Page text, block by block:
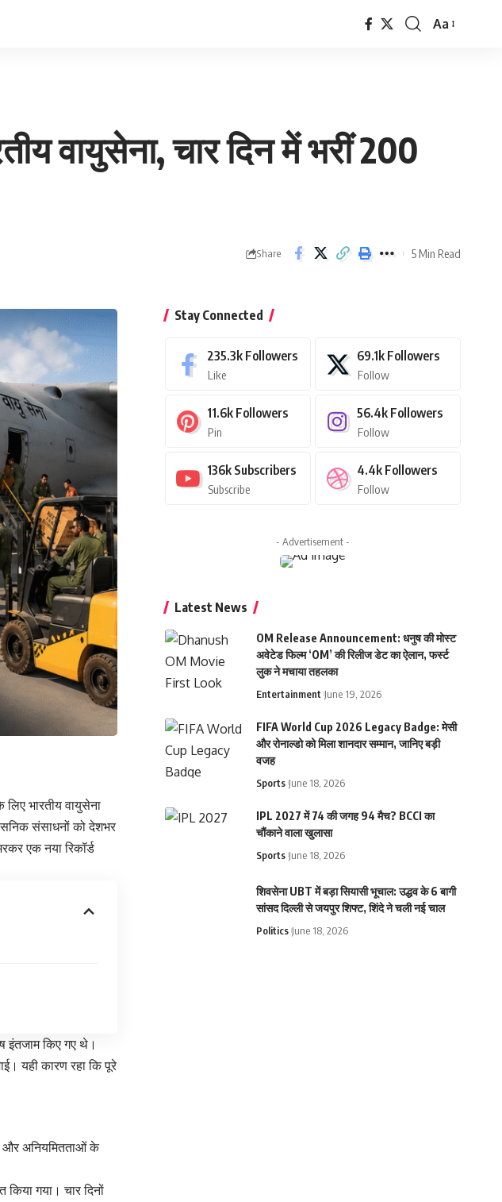
Font
Aa
वायुसेना, चार दिन में भरीं 200
Share 5 Min Read
भारतीय वायुसेना
संसाधनों को देशभर
एक नया रिकॉर्ड
इंतजाम किए गए थे।
यही कारण रहा कि पूरे
और अनियमितताओं के
किया गया। चार दिनों
Stay Connected
235.3k Followers
Like
69.1k Followers
Follow
11.6k Followers
Pin
56.4k Followers
Follow
136k Subscribers
Subscribe
4.4k Followers
Follow
- Advertisement -
Latest News
OM Release Announcement: धनुष की मोस्ट
अवेटेड फिल्म ‘OM’ की रिलीज डेट का ऐलान, फर्स्ट
लुक ने मचाया तहलका
Entertainment June 19, 2026
FIFA World Cup 2026 Legacy Badge: मेसी
और रोनाल्डो को मिला शानदार सम्मान, जानिए बड़ी
वजह
Sports June 18, 2026
IPL 2027 में 74 की जगह 94 मैच? BCCI का
चौंकाने वाला खुलासा
Sports June 18, 2026
शिवसेना UBT में बड़ा सियासी भूचाल: उद्धव के 6 बागी
सांसद दिल्ली से जयपुर शिफ्ट, शिंदे ने चली नई चाल
Politics June 18, 2026